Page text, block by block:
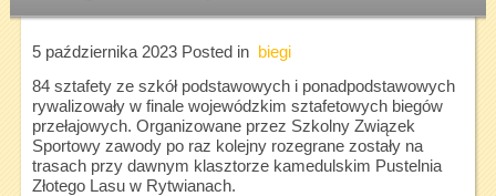
5 października 2023Posted in
biegi
84 sztafety ze szkół podstawowych i ponadpodstawowych
rywalizowały w finale wojewódzkim sztafetowych biegów
przełajowych. Organizowane przez Szkolny Związek
Sportowy zawody po raz kolejny rozegrane zostały na
trasach przy dawnym klasztorze kamedulskim Pustelnia
Złotego Lasu w Rytwianach.